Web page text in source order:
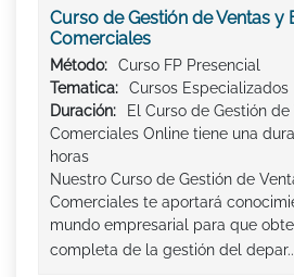
Curso de Gestión de Ventas y
Comerciales
Método:
Curso FP Presencial
Tematica:
Cursos Especializados
Duración:
El Curso de Gestión
Comerciales Online tiene una
horas
Nuestro Curso de Gestión de
Comerciales te aportará
mundo empresarial para que
completa de la gestión del